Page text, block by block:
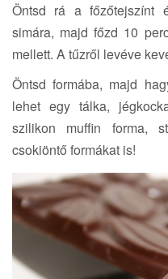
Öntsd rá a főzőtejszínt
simára, majd főzd 10
mellett. A tűzről levéve
Öntsd formába, majd
lehet egy tálka,
szilikon muffin forma,
csokiöntő formákat is!